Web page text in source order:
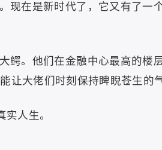
现在是新时代了，它又有了一
鳄。他们在金融中心最高的楼
让大佬们时刻保持睥睨苍生的
人生。